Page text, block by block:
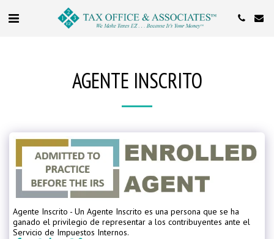
AGENTE INSCRITO
Agente Inscrito - Un Agente Inscrito es una persona que se ha
ganado el privilegio de representar a los contribuyentes ante el
Servicio de Impuestos Internos.